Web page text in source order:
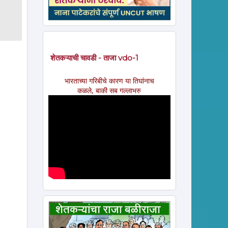
शेतकऱ्याची चावडी - ताजा vdo-1
भारताच्या गरिबीचे कारण या तिघांनाच
कळले, बाकी सब गल्लाभरु